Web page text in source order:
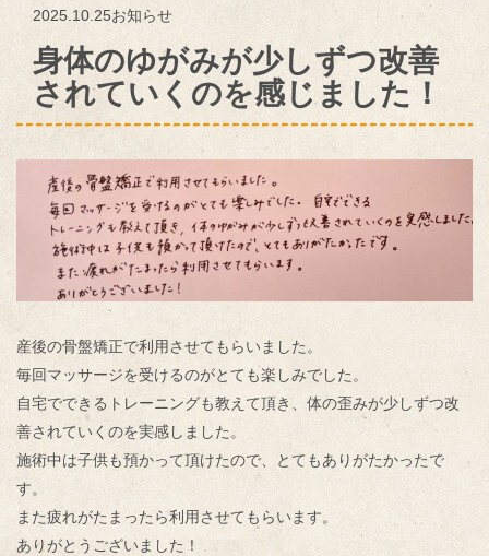
2025.10.25お知らせ
身体のゆがみが少しずつ改善
されていくのを感じました！
産後の骨盤矯正で利用させてもらいました。
毎回マッサージを受けるのがとても楽しみでした。
自宅でできるトレーニングも教えて頂き、体の歪みが少しずつ改
善されていくのを実感しました。
施術中は子供も預かって頂けたので、とてもありがたかったで
す。
また疲れがたまったら利用させてもらいます。
ありがとうございました！